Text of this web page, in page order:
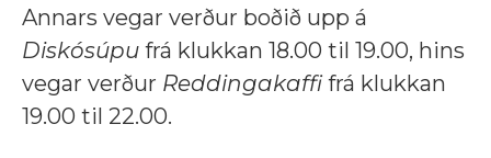
Annars vegar verður boðið upp á
Diskósúpu frá klukkan 18.00 til 19.00, hins
vegar verður Reddingakaffi frá klukkan
19.00 til 22.00.